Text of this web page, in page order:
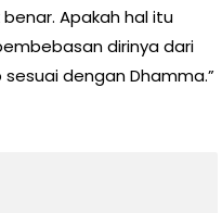
Apakah hal itu
dirinya dari
dengan Dhamma.”